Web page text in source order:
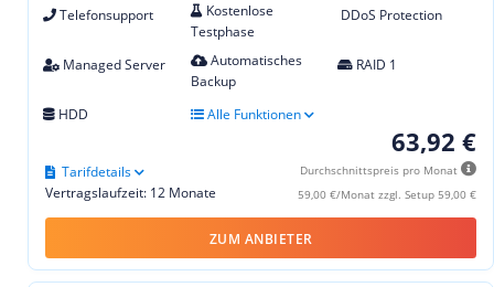
Telefonsupport
Kostenlose
Testphase
DDoS Protection
Managed Server
Automatisches
Backup
RAID 1
HDD Alle Funktionen
63,92 €
Durchschnittspreis pro Monat
59,00 €/Monat zzgl. Setup 59,00 €
Vertragslaufzeit: 12 Monate
Tarifdetails
ZUM ANBIETER